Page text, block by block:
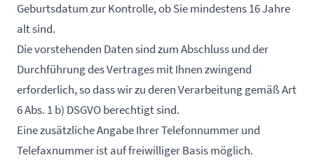
Geburtsdatum zur Kontrolle, ob Sie mindestens 16 Jahre
alt sind.
Die vorstehenden Daten sind zum Abschluss und der
Durchführung des Vertrages mit Ihnen zwingend
erforderlich, so dass wir zu deren Verarbeitung gemäß Art
6 Abs. 1 b) DSGVO berechtigt sind.
Eine zusätzliche Angabe Ihrer Telefonnummer und
Telefaxnummer ist auf freiwilliger Basis möglich.